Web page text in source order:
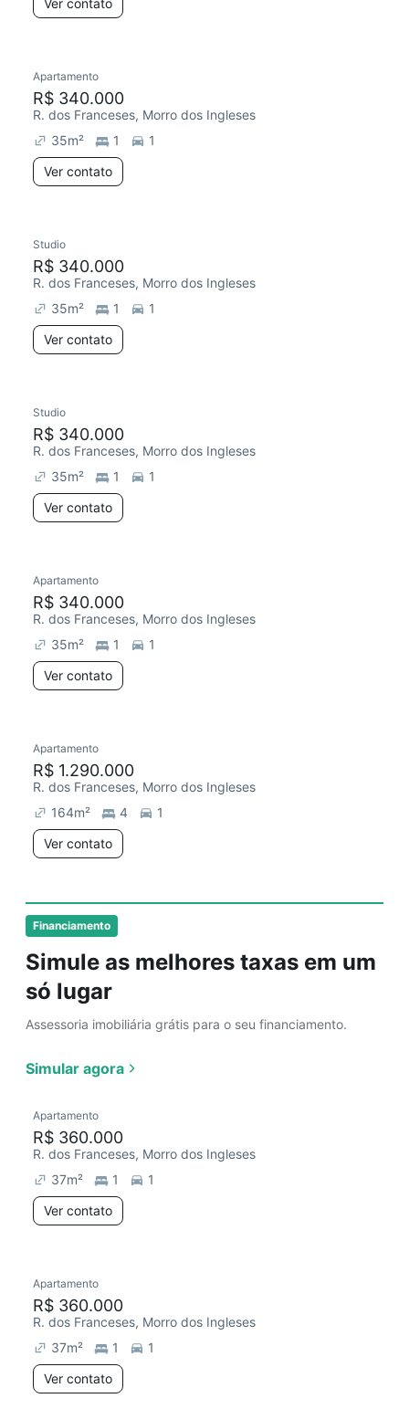
Financiamento
Simule as melhores taxas em um
só lugar
Assessoria imobiliária grátis para o seu financiamento.
Simular agora
Ver contato
Apartamento
R$ 340.000
R. dos Franceses, Morro dos Ingleses
35m² 1
1
Ver contato
Studio
R$ 340.000
R. dos Franceses, Morro dos Ingleses
35m² 1
1
Ver contato
Studio
R$ 340.000
R. dos Franceses, Morro dos Ingleses
35m² 1
1
Ver contato
Apartamento
R$ 340.000
R. dos Franceses, Morro dos Ingleses
35m² 1
1
Ver contato
Apartamento
R$ 1.290.000
R. dos Franceses, Morro dos Ingleses
164m² 4
1
Ver contato
Apartamento
R$ 360.000
R. dos Franceses, Morro dos Ingleses
37m² 1
1
Ver contato
Apartamento
R$ 360.000
R. dos Franceses, Morro dos Ingleses
37m² 1
1
Ver contato